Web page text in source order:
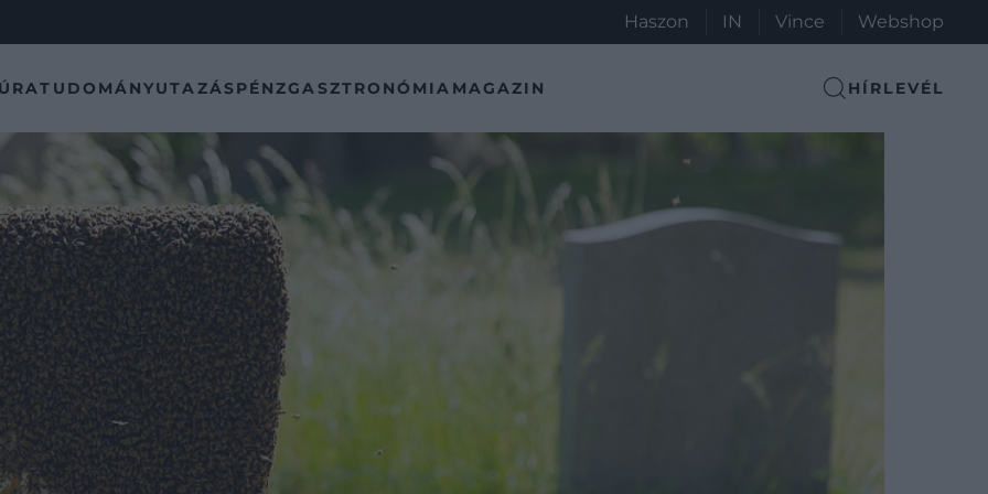
Haszon IN Vince Webshop
TUDOMÁNYUTAZÁSPÉNZGASZTRONÓMIA MAGAZIN HÍRLEVÉL